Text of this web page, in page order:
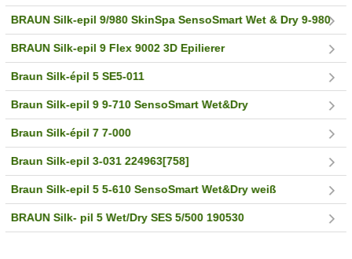
BRAUN Silk-epil 9/980 SkinSpa SensoSmart Wet & Dry 9-980
BRAUN Silk-epil 9 Flex 9002 3D Epilierer
Braun Silk-épil 5 SE5-011
Braun Silk-epil 9 9-710 SensoSmart Wet&Dry
Braun Silk-épil 7 7-000
Braun Silk-epil 3-031 224963[758]
Braun Silk-epil 5 5-610 SensoSmart Wet&Dry weiß
BRAUN Silk- pil 5 Wet/Dry SES 5/500 190530